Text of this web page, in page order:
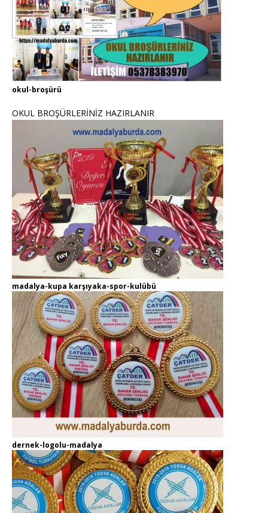
okul-broşürü
OKUL BROŞÜRLERİNİZ HAZIRLANIR
madalya-kupa karşıyaka-spor-kulübü
dernek-logolu-madalya